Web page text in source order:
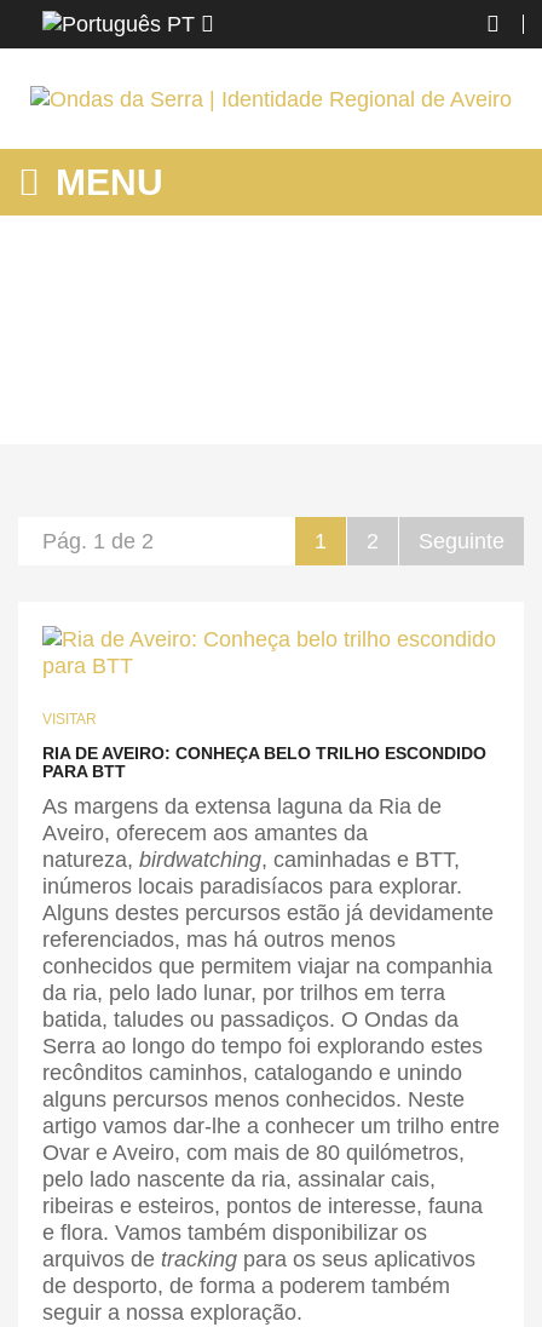
PT
MENU
1 2 Seguinte
Pág. 1 de 2
VISITAR
RIA DE AVEIRO: CONHEÇA BELO TRILHO ESCONDIDO
PARA BTT
As margens da extensa laguna da Ria de
Aveiro, oferecem aos amantes da
natureza, birdwatching, caminhadas e BTT,
inúmeros locais paradisíacos para explorar.
Alguns destes percursos estão já devidamente
referenciados, mas há outros menos
conhecidos que permitem viajar na companhia
da ria, pelo lado lunar, por trilhos em terra
batida, taludes ou passadiços. O Ondas da
Serra ao longo do tempo foi explorando estes
recônditos caminhos, catalogando e unindo
alguns percursos menos conhecidos. Neste
artigo vamos dar-lhe a conhecer um trilho entre
Ovar e Aveiro, com mais de 80 quilómetros,
pelo lado nascente da ria, assinalar cais,
ribeiras e esteiros, pontos de interesse, fauna
e flora. Vamos também disponibilizar os
arquivos de tracking para os seus aplicativos
de desporto, de forma a poderem também
seguir a nossa exploração.